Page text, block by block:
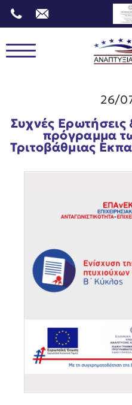
26/
Συχνές Ερωτήσεις
πρόγραμμα
Τριτοβάθμιας